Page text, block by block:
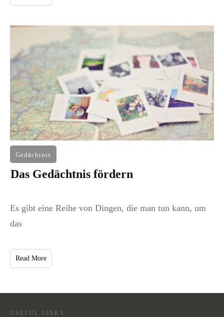
Gedächtnis
Das Gedächtnis fördern
Es gibt eine Reihe von Dingen, die man tun kann, um
das
Read More
USEFUL LINKS